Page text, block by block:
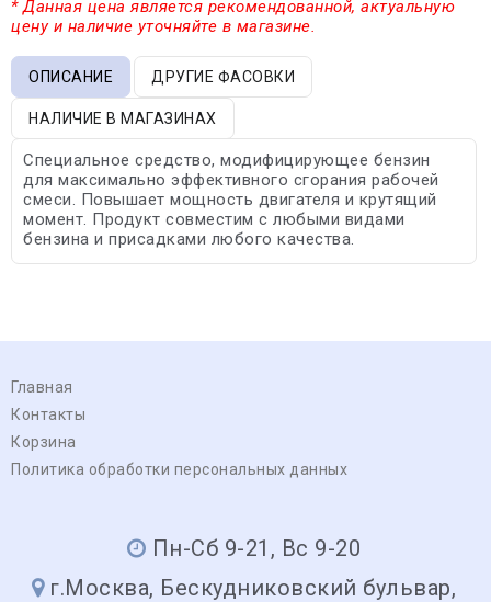
* Данная цена является рекомендованной, актуальную
цену и наличие уточняйте в магазине.
ОПИСАНИЕ ДРУГИЕ ФАСОВКИ
НАЛИЧИЕ В МАГАЗИНАХ
Специальное средство, модифицирующее бензин
для максимально эффективного сгорания рабочей
смеси. Повышает мощность двигателя и крутящий
момент. Продукт совместим с любыми видами
бензина и присадками любого качества.
Главная
Контакты
Корзина
Политика обработки персональных данных
Пн-Сб 9-21, Вс 9-20
г.Москва, Бескудниковский бульвар,